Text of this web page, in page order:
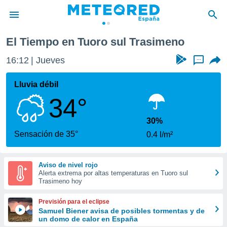
de
por
se
calidad.
a este
las
y
forma
digital
basada
El Tiempo en Tuoro sul Trasimeno
16:12 Jueves ...
Lluvia débil
34°
Sensación de 35°
30%
0.4 l/m²
Aviso de nivel rojo
Alerta extrema por altas temperaturas en Tuoro sul
Trasimeno hoy
Previsión para el eclipse
Samuel Biener avisa de posibles tormentas y de
un domo de calor en España